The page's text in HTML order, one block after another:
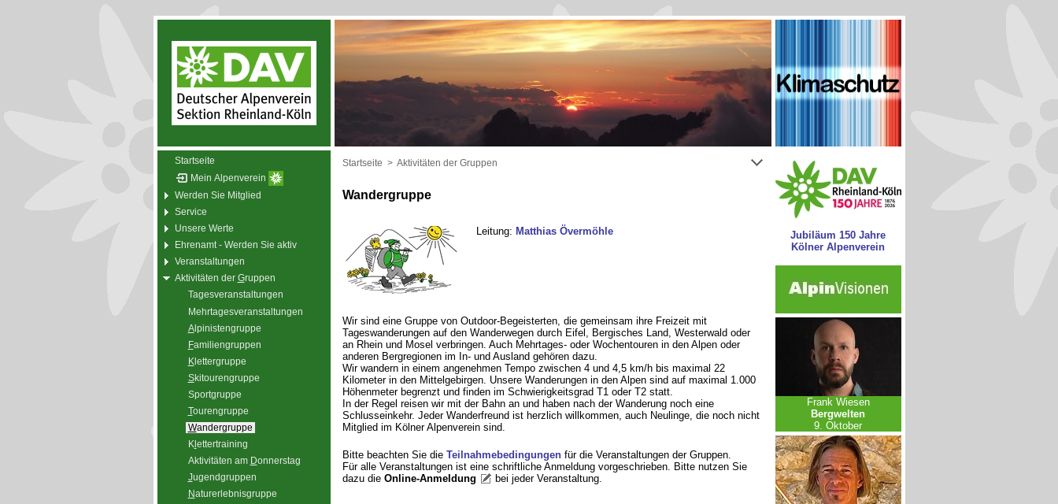
Startseite
Mein Alpenverein
Werden Sie Mitglied
Service
Unsere Werte
Ehrenamt - Werden Sie aktiv
Veranstaltungen
Aktivitäten der Gruppen
Tagesveranstaltungen
Mehrtagesveranstaltungen
Alpinistengruppe
Familiengruppen
Klettergruppe
Skitourengruppe
Sportgruppe
Tourengruppe
Wandergruppe
Kl ettertraining
Aktivitäten am Donnerstag
Jugendgruppen
Naturerlebnisgruppe
Startseite > Aktivitäten der Gruppen
Wandergruppe
Leitung: Matthias Övermöhle
Wir sind eine Gruppe von Outdoor-Begeisterten, die gemeinsam ihre Freizeit mit
Tageswanderungen auf den Wanderwegen durch Eifel, Bergisches Land, Westerwald oder
an Rhein und Mosel verbringen. Auch Mehrtages- oder Wochentouren in den Alpen oder
anderen Bergregionen im In- und Ausland gehören dazu.
Wir wandern in einem angenehmen Tempo zwischen 4 und 4,5 km/h bis maximal 22
Kilometer in den Mittelgebirgen. Unsere Wanderungen in den Alpen sind auf maximal 1.000
Höhenmeter begrenzt und finden im Schwierigkeitsgrad T1 oder T2 statt.
In der Regel reisen wir mit der Bahn an und haben nach der Wanderung noch eine
Schlusseinkehr. Jeder Wanderfreund ist herzlich willkommen, auch Neulinge, die noch nicht
Mitglied im Kölner Alpenverein sind.
Bitte beachten Sie die Teilnahmebedingungenfür die Veranstaltungen der Gruppen.
Für alle Veranstaltungen ist eine schriftliche Anmeldung vorgeschrieben. Bitte nutzen Sie
dazu die Online-Anmeldung bei jeder Veranstaltung.
Jubiläum 150 Jahre
Kölner Alpenverein
Frank Wiesen
Bergwelten
9. Oktober